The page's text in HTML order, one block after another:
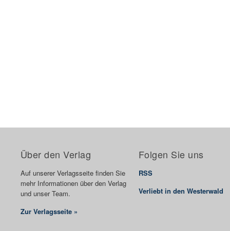
Über den Verlag
Auf unserer Verlagsseite finden Sie
mehr Informationen über den Verlag
und unser Team.
Zur Verlagsseite »
Folgen Sie uns
RSS
Verliebt in den Westerwald